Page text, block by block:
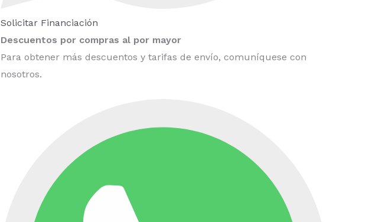
Solicitar Financiación
Descuentos por compras al por mayor
Para obtener más descuentos y tarifas de envío, comuníquese con
nosotros.